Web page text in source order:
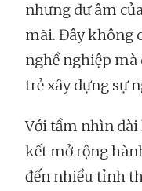
nhưng dư âm
mãi. Đây không
nghề nghiệp mà
trẻ xây dựng sự
Với tầm nhìn dài
kết mở rộng
đến nhiều tỉnh